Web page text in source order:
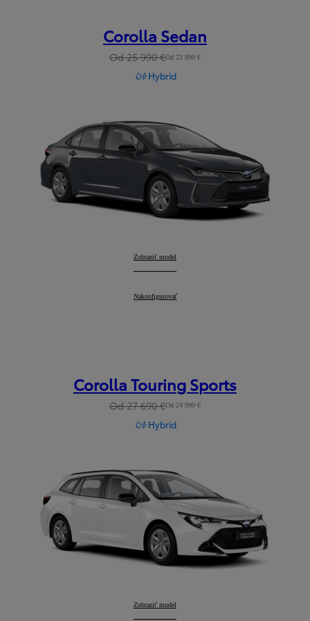
Corolla Sedan
Od 25 990 €Od 23 990 €
Hybrid
Corolla Sedan:
Zobraziť model
Corolla Sedan:
Nakonfigurovať
Corolla Touring Sports
Od 27 690 €Od 24 990 €
Hybrid
Corolla Touring Sports
Zobraziť model